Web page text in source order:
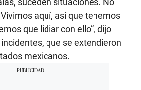
suceden situaciones. No
aquí, así que tenemos
que lidiar con ello”, dijo
que se extendieron
mexicanos.